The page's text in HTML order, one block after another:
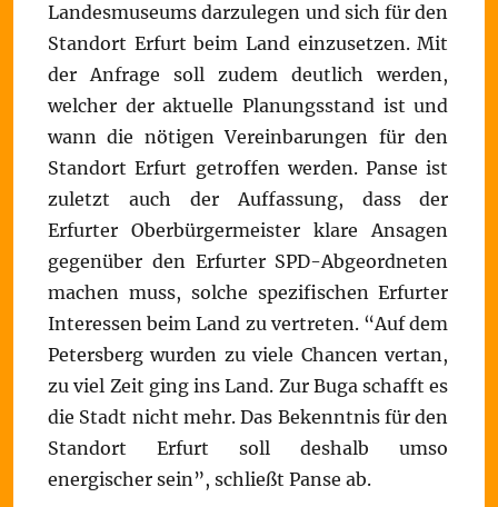
Landesmuseums darzulegen und sich für den
Standort Erfurt beim Land einzusetzen. Mit
der Anfrage soll zudem deutlich werden,
welcher der aktuelle Planungsstand ist und
wann die nötigen Vereinbarungen für den
Standort Erfurt getroffen werden. Panse ist
zuletzt auch der Auffassung, dass der
Erfurter Oberbürgermeister klare Ansagen
gegenüber den Erfurter SPD-Abgeordneten
machen muss, solche spezifischen Erfurter
Interessen beim Land zu vertreten. “Auf dem
Petersberg wurden zu viele Chancen vertan,
zu viel Zeit ging ins Land. Zur Buga schafft es
die Stadt nicht mehr. Das Bekenntnis für den
Standort Erfurt soll deshalb umso
energischer sein”, schließt Panse ab.